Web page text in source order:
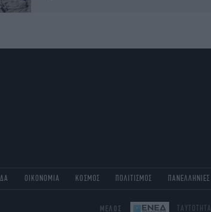
ΟΙΚΟΝΟΜΙΑ ΚΟΣΜΟΣ ΠΟΛΙΤΙΣΜΟΣ ΠΑΝΕΛΛΗΝΙΕΣ
ΜΕΛΟΣ ΤΑΥΤΟΤΗΤΑ